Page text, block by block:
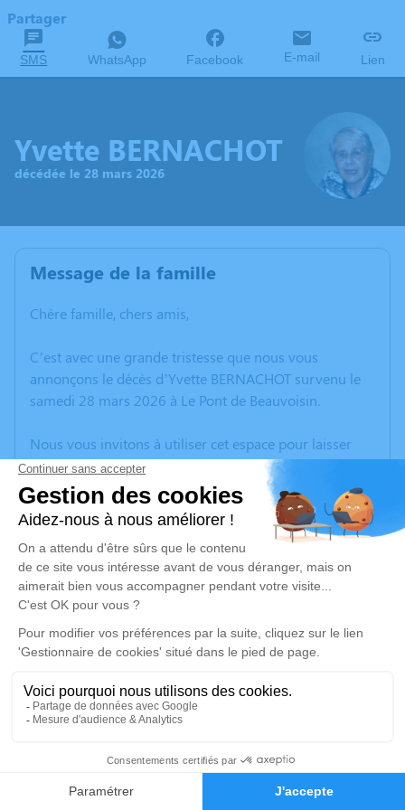
Faire-part Hommages
Partager
SMS WhatsApp Facebook E-mail Lien
Yvette BERNACHOT
décédée le 28 mars 2026
Message de la famille
Chère famille, chers amis,
C’est avec une grande tristesse que nous vous
annonçons le décès d’Yvette BERNACHOT survenu le
samedi 28 mars 2026 à Le Pont de Beauvoisin.
Nous vous invitons à utiliser cet espace pour laisser
vos condoléances, partager des photos souvenirs, une
anecdote ou exprimer vos pensées à travers des
poèmes ou des textes. Cet endroit est un lieu
d'expression dédié à honorer la mémoire d’Yvette
BERNACHOT.
Un service de plantation d’arbre hommage est
disponible ici.
Je rends hommage
Cérémonie
Eglise Notre Dame Rue de la Libération
38300 Bourgoin Jallieu